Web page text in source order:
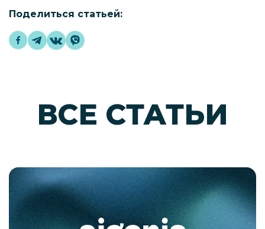
Поделиться статьей:
ВСЕ СТАТЬИ